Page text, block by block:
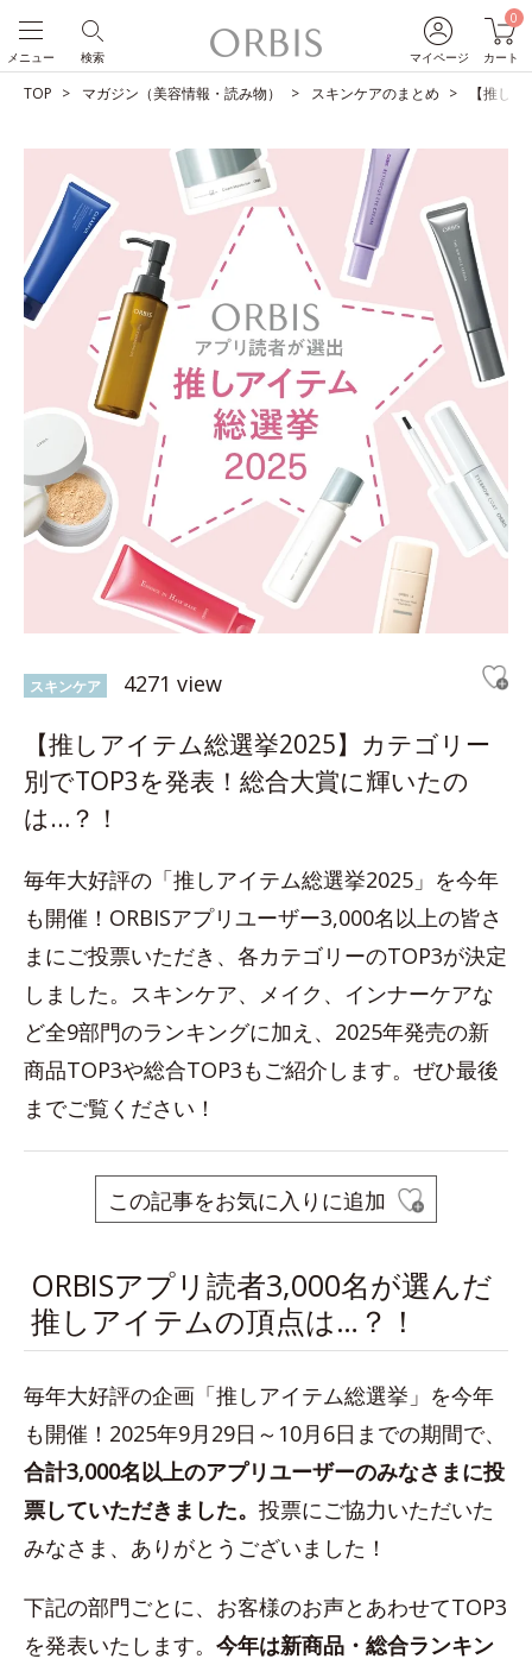
マイページ
0
カート
検索
メニュー
TOP マガジン（美容情報・読み物） スキンケアのまとめ 【推し
スキンケア 4271 view
【推しアイテム総選挙2025】カテゴリー
別でTOP3を発表！総合大賞に輝いたの
は…？！
毎年大好評の「推しアイテム総選挙2025」を今年
も開催！ORBISアプリユーザー3,000名以上の皆さ
まにご投票いただき、各カテゴリーのTOP3が決定
しました。スキンケア、メイク、インナーケアな
ど全9部門のランキングに加え、2025年発売の新
商品TOP3や総合TOP3もご紹介します。ぜひ最後
までご覧ください！
この記事をお気に入りに追加
ORBISアプリ読者3,000名が選んだ
推しアイテムの頂点は…？！
毎年大好評の企画「推しアイテム総選挙」を今年
も開催！2025年9月29日～10月6日までの期間で、
合計3,000名以上のアプリユーザーのみなさまに投
票していただきました。 投票にご協力いただいた
みなさま、ありがとうございました！
下記の部門ごとに、お客様のお声とあわせてTOP3
を発表いたします。 今年は新商品・総合ランキン